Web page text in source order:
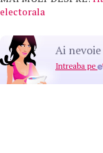
electorala
Ai
Intreaba pe